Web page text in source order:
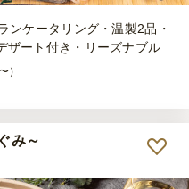
ンケータリング・温製2品・
ザート付き・リーズナブル
）
み～